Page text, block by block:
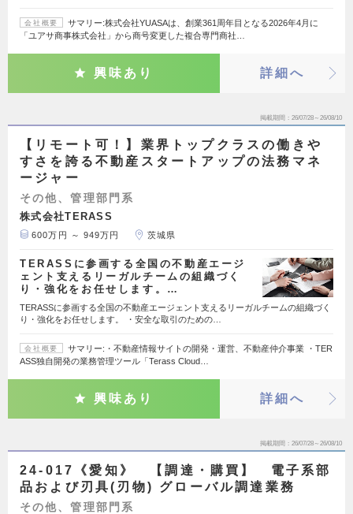
会社概要
サマリー:株式会社YUASAは、創業361周年目となる2026年4月に
「ユアサ商事株式会社」から商号変更した複合専門商社…
興味あり 詳細へ
掲載期間 26/07/28～26/08/10
【リモート可！】業界トップクラスの働きや
すさを誇る不動産スタートアップの法務マネ
ージャー
その他、管理部門系
株式会社TERASS
600万円 ～ 949万円 茨城県
TERASSに参画する全国の不動産エージ
ェント支えるリーガルチームの組織づく
り・強化をお任せします。…
TERASSに参画する全国の不動産エージェント支えるリーガルチームの組織づく
り・強化をお任せします。 ・安全な取引のための…
会社概要
サマリー:・不動産情報サイトの開発・運営、不動産仲介事業 ・TER
ASS独自開発の業務管理ツール「Terass Cloud…
興味あり 詳細へ
掲載期間 26/07/28～26/08/10
24-017《愛知》 【調達・購買】 電子系部
品および刃具(刃物) グローバル調達業務
その他、管理部門系